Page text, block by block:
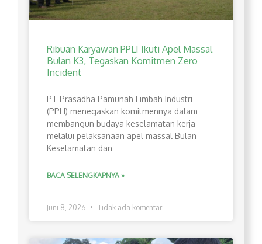
Ribuan Karyawan PPLI Ikuti Apel Massal
Bulan K3, Tegaskan Komitmen Zero
Incident
PT Prasadha Pamunah Limbah Industri
(PPLI) menegaskan komitmennya dalam
membangun budaya keselamatan kerja
melalui pelaksanaan apel massal Bulan
Keselamatan dan
BACA SELENGKAPNYA »
Juni 8, 2026 Tidak ada komentar